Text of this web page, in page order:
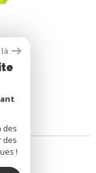
des
des
!